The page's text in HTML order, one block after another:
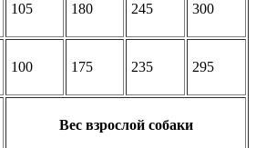
105 180 245 300
100 175 235 295
Вес взрослой собаки